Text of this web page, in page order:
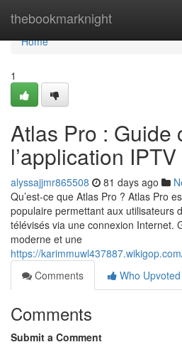
thebookmarknight
Home
Home
1
Atlas Pro : Guide
l’application
alyssajjmr865508 81 days ago
Qu’est-ce que Atlas Pro ? Atlas Pro
populaire permettant aux utilisateurs
télévisés via une connexion Internet.
moderne et une
https://
Comments
Who Upvoted
Comments
Submit a Comment